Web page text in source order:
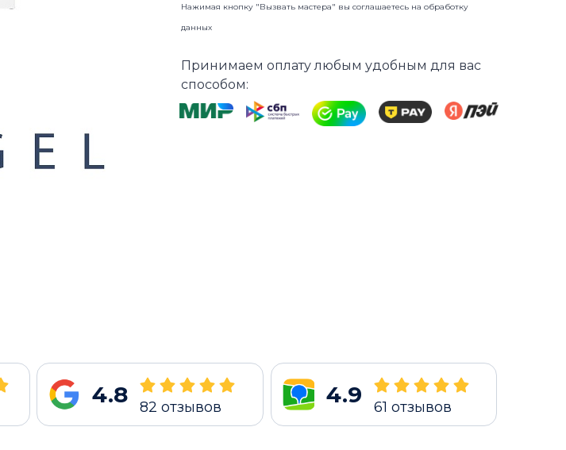
Нажимая кнопку "Вызвать мастера" вы соглашаетесь наобработку
данных
Принимаем оплату любым удобным для вас
способом:
4.8 82 отзывов 4.9 61 отзывов